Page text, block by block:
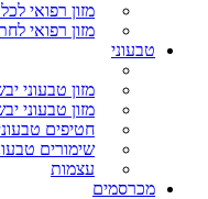
מזון רפואי
מזון רפואי
טבעוני
מזון טבעוני
מזון טבעוני
חטיפים
שימורים
עצמות
מכרסמים